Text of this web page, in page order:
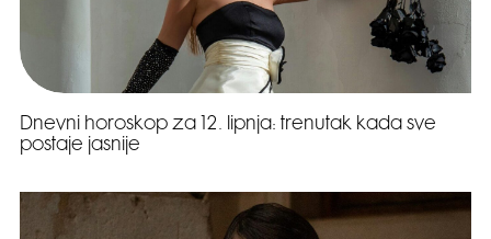
Dnevni horoskop za 12. lipnja: trenutak kada sve
postaje jasnije